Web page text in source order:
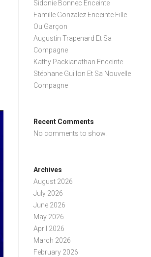
Sidonie Bonnec Enceinte
Famille Gonzalez Enceinte Fille
Ou Garçon
Augustin Trapenard Et Sa
Compagne
Kathy Packianathan Enceinte
Stéphane Guillon Et Sa Nouvelle
Compagne
Recent Comments
No comments to show.
Archives
August 2026
July 2026
June 2026
May 2026
April 2026
March 2026
February 2026